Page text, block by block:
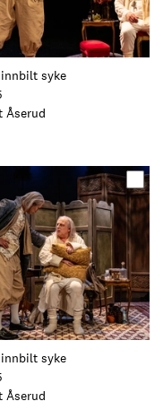
innbilt syke
Åserud
Oppdater
dette
innbilt syke
Åserud